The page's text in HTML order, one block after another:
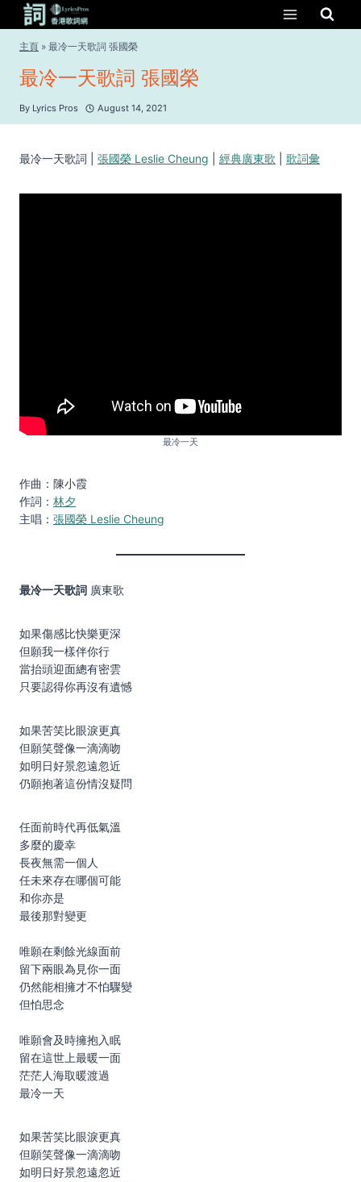
content
主頁 » 最冷一天歌詞 張國榮
最冷一天歌詞 張國榮
By Lyrics Pros August 14, 2021
最冷一天歌詞 | 張國榮 Leslie Cheung 經典廣東歌 歌詞彙
最冷一天
作曲：陳小霞
作詞： 林夕
主唱： 張國榮 Leslie Cheung
最冷一天歌詞 廣東歌
如果傷感比快樂更深
但願我一樣伴你行
當抬頭迎面總有密雲
只要認得你再沒有遺憾
如果苦笑比眼淚更真
但願笑聲像一滴滴吻
如明日好景忽遠忽近
仍願抱著這份情沒疑問
任面前時代再低氣溫
多麼的慶幸
長夜無需一個人
任未來存在哪個可能
和你亦是
最後那對變更
唯願在剩餘光線面前
留下兩眼為見你一面
仍然能相擁才不怕驟變
但怕思念
唯願會及時擁抱入眠
留在這世上最暖一面
茫茫人海取暖渡過
最冷一天
如果苦笑比眼淚更真
但願笑聲像一滴滴吻
如明日好景忽遠忽近